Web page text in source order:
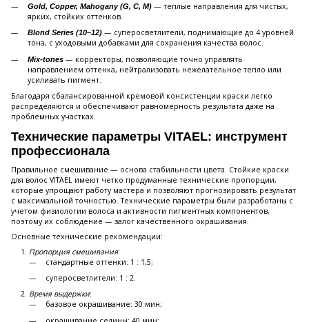
Gold, Copper, Mahogany (G, C, M) — теплые направления для чистых,
ярких, стойких оттенков.
Blond Series (10–12) — суперосветлители, поднимающие до 4 уровней
тона, с уходовыми добавками для сохранения качества волос.
Mix-tones — корректоры, позволяющие точно управлять
направлением оттенка, нейтрализовать нежелательное тепло или
усиливать пигмент.
Благодаря сбалансированной кремовой консистенции краски легко
распределяются и обеспечивают равномерность результата даже на
проблемных участках.
Технические параметры VITAEL: инструмент
профессионала
Правильное смешивание — основа стабильности цвета. Стойкие краски
для волос VITAEL имеют четко продуманные технические пропорции,
которые упрощают работу мастера и позволяют прогнозировать результат
с максимальной точностью. Технические параметры были разработаны с
учетом физиологии волоса и активности пигментных компонентов,
поэтому их соблюдение — залог качественного окрашивания.
Основные технические рекомендации:
Пропорция смешивания:
стандартные оттенки: 1 : 1,5;
суперосветлители: 1 : 2.
Время выдержки:
базовое окрашивание: 30 мин;